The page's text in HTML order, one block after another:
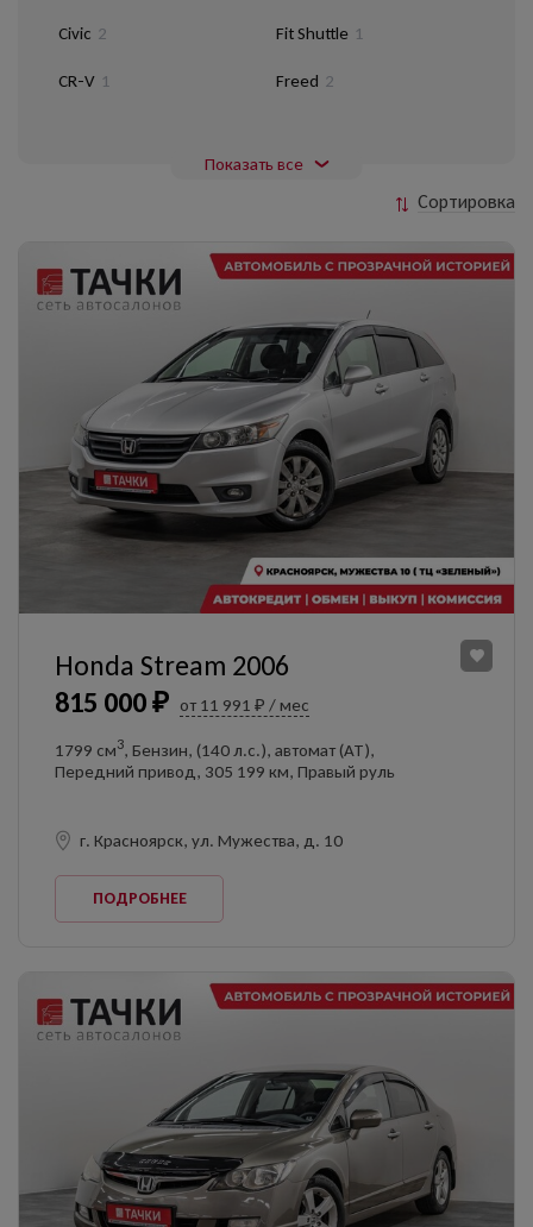
Civic 2
CR-V 1
Fit Shuttle 1
Freed 2
Показать все
Сортировка
815 000 ₽ от 11 991 ₽ / мес
Honda Stream 2006
1799 см3, Бензин, (140 л.с.), автомат (AT),
Передний привод, 305 199 км, Правый руль
г. Красноярск, ул. Мужества, д. 10
ПОДРОБНЕЕ